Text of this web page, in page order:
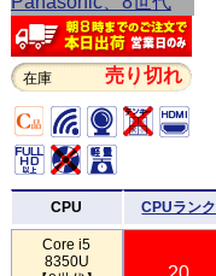
在庫 売り切れ
CPU CPUランク
Core i5
8350U